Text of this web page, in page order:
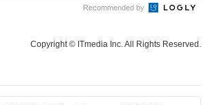
Recommended by
Copyright © ITmedia Inc. All Rights Reserved.